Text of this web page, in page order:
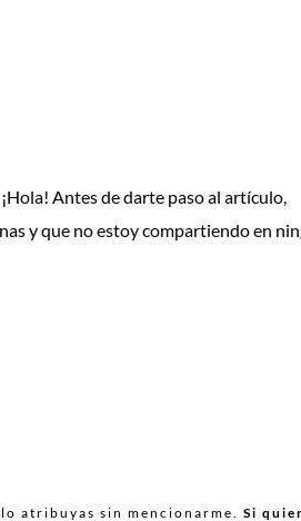
Antes de darte paso al artículo,
y que no estoy compartiendo en
atribuyas sin mencionarme. Si